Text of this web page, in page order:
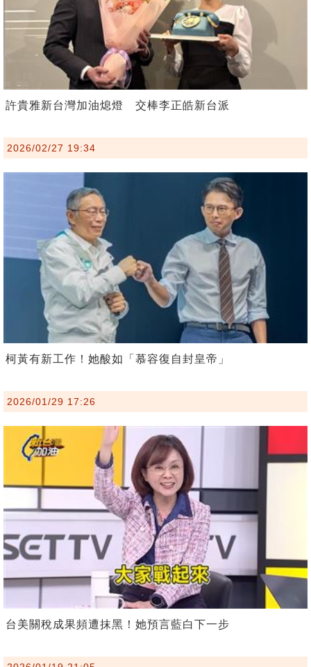
許貴雅新台灣加油熄燈 交棒李正皓新台派
2026/02/27 19:34
柯黃有新工作！她酸如「慕容復自封皇帝」
2026/01/29 17:26
台美關稅成果頻遭抹黑！她預言藍白下一步